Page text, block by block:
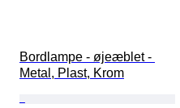
Bordlampe - øjeæblet -
Metal, Plast, Krom